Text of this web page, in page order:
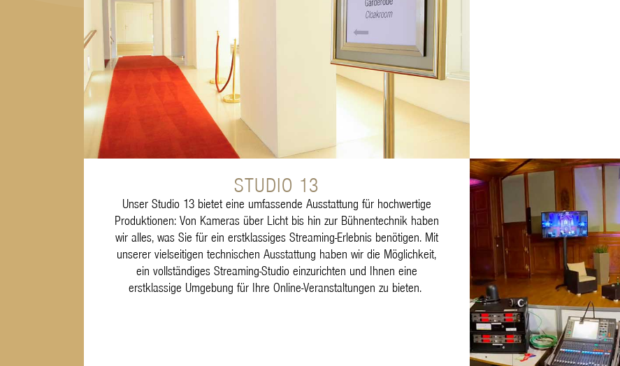
STUDIO 13
Unser Studio 13 bietet eine umfassende Ausstattung für hochwertige
Produktionen: Von Kameras über Licht bis hin zur Bühnentechnik haben
wir alles, was Sie für ein erstklassiges Streaming-Erlebnis benötigen. Mit
unserer vielseitigen technischen Ausstattung haben wir die Möglichkeit,
ein vollständiges Streaming-Studio einzurichten und Ihnen eine
erstklassige Umgebung für Ihre Online-Veranstaltungen zu bieten.